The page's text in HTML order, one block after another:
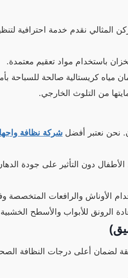
المثالي نقدم خدمة احترافية
باستخدام مواد تعقيم معتمدة.
مياه كريستالية صالحة للسباحة
من التلوث الخارجي.
نحن نعتبر أفضل شركة نظافة
دون التأثير على جودة
الأوناش والرافعات
الرونق للأبواب والأسطح
لضمان أعلى درجات النظافة